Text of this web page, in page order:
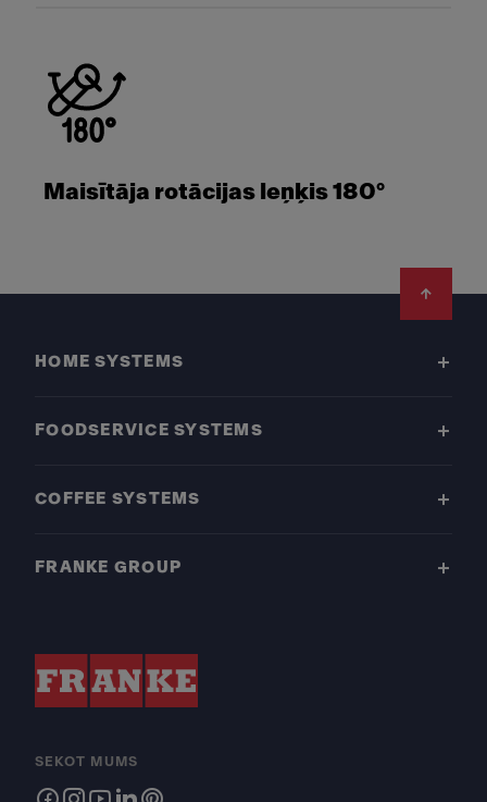
Maisītāja rotācijas leņķis 180°
HOME SYSTEMS
FOODSERVICE SYSTEMS
COFFEE SYSTEMS
FRANKE GROUP
SEKOT MUMS